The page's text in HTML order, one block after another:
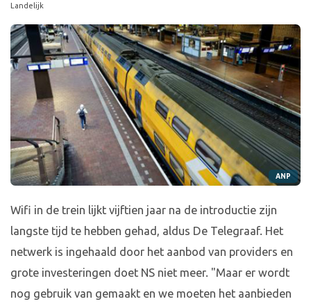
Landelijk
ANP
Wifi in de trein lijkt vijftien jaar na de introductie zijn
langste tijd te hebben gehad, aldus De Telegraaf. Het
netwerk is ingehaald door het aanbod van providers en
grote investeringen doet NS niet meer. "Maar er wordt
nog gebruik van gemaakt en we moeten het aanbieden